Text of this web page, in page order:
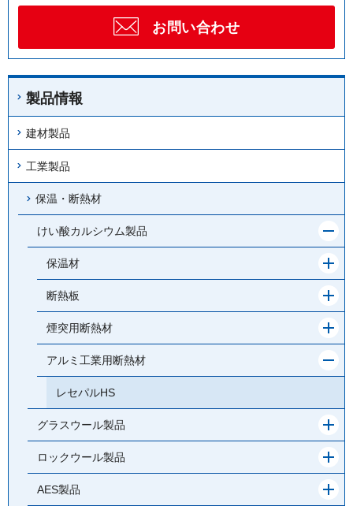
お問い合わせ
製品情報
建材製品
工業製品
保温・断熱材
けい酸カルシウム製品
メ
ュ
ー
を
閉
る
保温材
メ
ュ
ー
を
開
断熱板
メ
ュ
ー
煙突用断熱材
メ
アルミ工業用断熱材
メ
を
閉
る
レセパルHS
グラスウール製品
メ
ュ
ー
を
開
ロックウール製品
メ
ュ
ー
AES製品
メ